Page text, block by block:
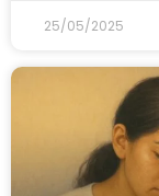
25/05/2025